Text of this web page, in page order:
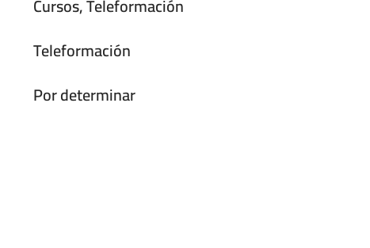
Cursos,Teleformación
Teleformación
Por determinar